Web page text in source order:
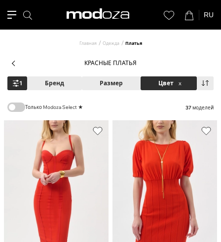
RU
Главная Одежда Платья
КРАСНЫЕ ПЛАТЬЯ
1 Бренд Размер Цвет x
Только Modoza Select ★ 37моделей